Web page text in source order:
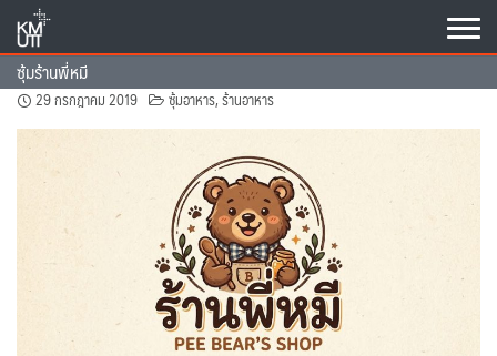
content
ซุ้มร้านพี่หมี
29 กรกฎาคม 2019 ซุ้มอาหาร,ร้านอาหาร